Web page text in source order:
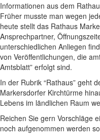
Informationen aus dem
Früher musste man wegen
heute stellt das Rathaus
Ansprechpartner,
unterschiedlichen Anliegen
von Veröffentlichungen, die
Amtsblatt” erfolgt sind.
In der Rubrik “Rathaus” geht
Markersdorfer Kirchtürme
Lebens im ländlichen Raum
Reichen Sie gern Vorschläge
noch aufgenommen werden